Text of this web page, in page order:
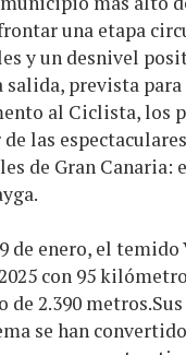
una etapa
y un desnivel
salida, prevista para
al Ciclista, los
las
de Gran Canaria:
de enero, el temido
con 95
2.390
se han